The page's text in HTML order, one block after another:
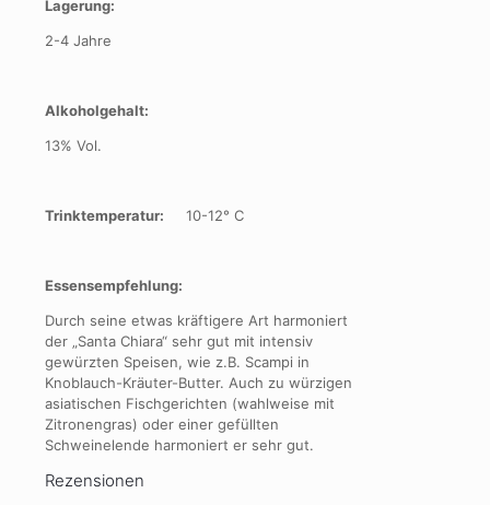
Lagerung:
2-4 Jahre
Alkoholgehalt:
13% Vol.
Trinktemperatur: 10-12° C
Essensempfehlung:
Durch seine etwas kräftigere Art harmoniert
der „Santa Chiara“ sehr gut mit intensiv
gewürzten Speisen, wie z.B. Scampi in
Knoblauch-Kräuter-Butter. Auch zu würzigen
asiatischen Fischgerichten (wahlweise mit
Zitronengras) oder einer gefüllten
Schweinelende harmoniert er sehr gut.
Rezensionen